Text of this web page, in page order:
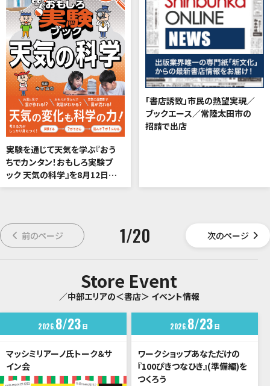
実験を通じて天気を学ぶ『おう
ちでカンタン！おもしろ実験ブ
ック 天気の科学』を8月12日
(水)に刊行!
「書店誘致」市民の熱望実現／
ブックエース／常陸太田市の
招請で出店
前のページ 1/20 次のページ
Store Event
／中部エリアの＜書店＞ イベント情報
2026 8 23 日
マッシミリアーノ氏トーク＆サ
イン会
20268 23 日
ワークショップあなただけの
『100ぴきつなひき』(準備編)を
つくろう